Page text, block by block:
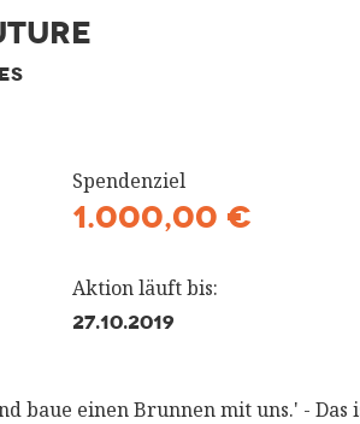
Spendenziel
1.000,00 €
Aktion läuft bis:
27.10.2019
baue einen Brunnen mit uns.' - Das